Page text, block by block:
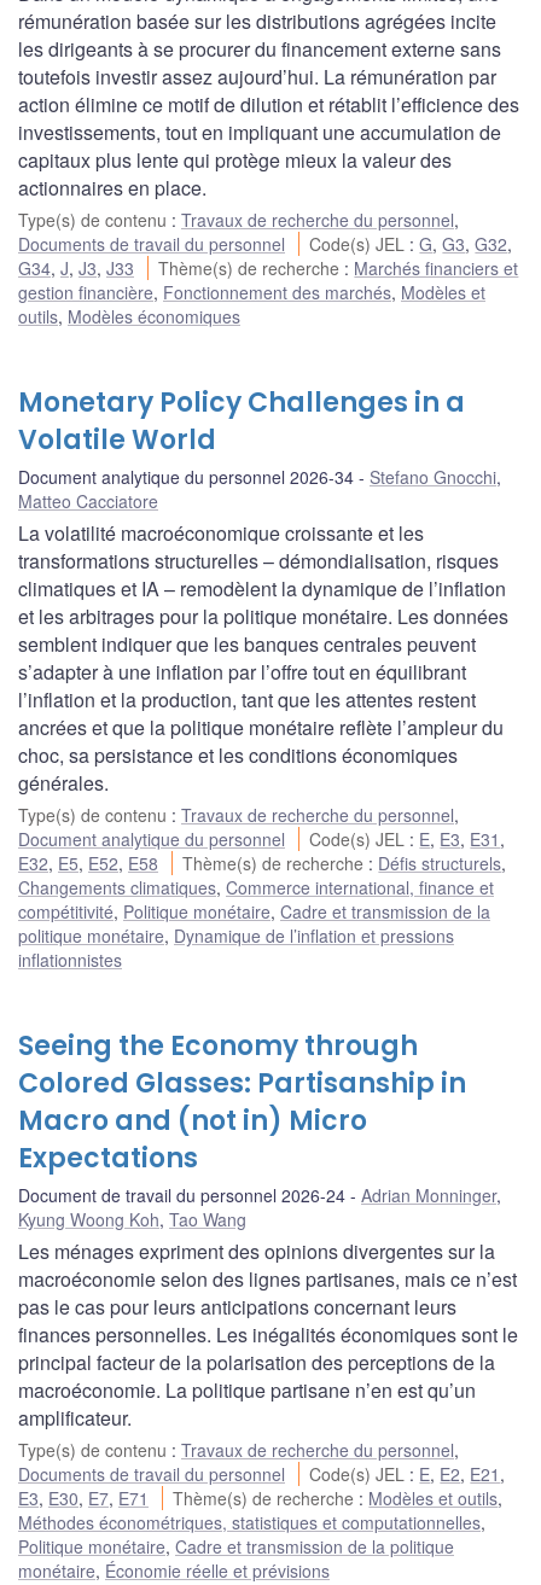
rémunération basée sur les distributions agrégées incite
les dirigeants à se procurer du financement externe sans
toutefois investir assez aujourd’hui. La rémunération par
action élimine ce motif de dilution et rétablit l’efficience des
investissements, tout en impliquant une accumulation de
capitaux plus lente qui protège mieux la valeur des
actionnaires en place.
Type(s) de contenu : Travaux de recherche du personnel,
Documents de travail du personnel
Code(s) JEL :G,G3,G32,
G34, J, J3, J33 Thème(s) de recherche : Marchés financiers et
gestion financière, Fonctionnement des marchés, Modèles et
outils, Modèles économiques
Monetary Policy Challenges in a
Volatile World
Document analytique du personnel 2026-34 Stefano Gnocchi,
Matteo Cacciatore
La volatilité macroéconomique croissante et les
transformations structurelles – démondialisation, risques
climatiques et IA – remodèlent la dynamique de l’inflation
et les arbitrages pour la politique monétaire. Les données
semblent indiquer que les banques centrales peuvent
s’adapter à une inflation par l’offre tout en équilibrant
l’inflation et la production, tant que les attentes restent
ancrées et que la politique monétaire reflète l’ampleur du
choc, sa persistance et les conditions économiques
générales.
Type(s) de contenu : Travaux de recherche du personnel,
Document analytique du personnel
Code(s) JEL : E, E3, E31 ,
E32, E5, E52, E58 Thème(s) de recherche : Défis structurels,
Changements climatiques, Commerce international, finance et
compétitivité, Politique monétaire, Cadre et transmission de la
politique monétaire, Dynamique de l’inflation et pressions
inflationnistes
Seeing the Economy through
Colored Glasses: Partisanship in
Macro and (not in) Micro
Expectations
Document de travail du personnel 2026-24 Adrian Monninger,
Kyung Woong Koh, Tao Wang
Les ménages expriment des opinions divergentes sur la
macroéconomie selon des lignes partisanes, mais ce n’est
pas le cas pour leurs anticipations concernant leurs
finances personnelles. Les inégalités économiques sont le
principal facteur de la polarisation des perceptions de la
macroéconomie. La politique partisane n’en est qu’un
amplificateur.
Type(s) de contenu : Travaux de recherche du personnel,
Documents de travail du personnel
Code(s) JEL : E, E2, E21 ,
E3, E30, E7, E71 Thème(s) de recherche : Modèles et outils,
Méthodes économétriques, statistiques et computationnelles,
Politique monétaire, Cadre et transmission de la politique
monétaire, Économie réelle et prévisions